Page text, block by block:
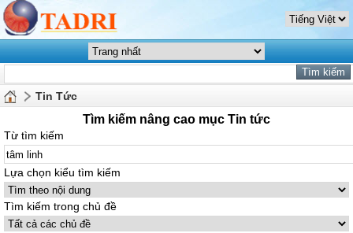
Tin Tức
Tìm kiếm nâng cao mục Tin tức
Từ tìm kiếm
Lựa chọn kiểu tìm kiếm
Tìm kiếm trong chủ đề